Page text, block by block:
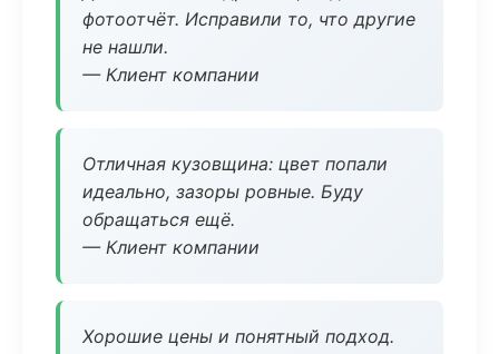
фотоотчёт. Исправили то, что другие
не нашли.
— Клиент компании
Отличная кузовщина: цвет попали
идеально, зазоры ровные. Буду
обращаться ещё.
— Клиент компании
Хорошие цены и понятный подход.